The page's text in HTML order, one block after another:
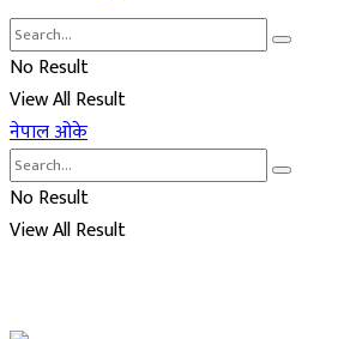
No Result
View All Result
नेपाल ओके
No Result
View All Result